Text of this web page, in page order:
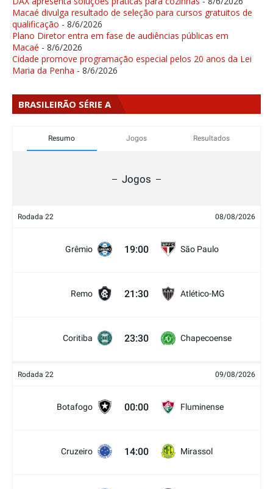
Macaé divulga resultado de seleção para cursos gratuitos de
qualificação - 8/6/2026
Plano Diretor entra em fase de audiências públicas em
Macaé - 8/6/2026
Cidade promove programação especial pelos 20 anos da Lei
Maria da Penha - 8/6/2026
BRASILEIRÃO SÉRIE A
Resumo Jogos Resultados
Jogos
Rodada 22 08/08/2026
Grêmio 19:00 São Paulo
Remo 21:30 Atlético-MG
Coritiba 23:30 Chapecoense
Rodada 22 09/08/2026
Botafogo 00:00 Fluminense
Cruzeiro 14:00 Mirassol